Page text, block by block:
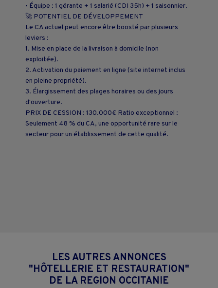
• Équipe : 1 gérante + 1 salarié (CDI 35h) + 1 saisonnier.
🚀 POTENTIEL DE DÉVELOPPEMENT
Le CA actuel peut encore être boosté par plusieurs
leviers :
1. Mise en place de la livraison à domicile (non
exploitée).
2. Activation du paiement en ligne (site internet inclus
en pleine propriété).
3. Élargissement des plages horaires ou des jours
d'ouverture.
PRIX DE CESSION : 130.000€ Ratio exceptionnel :
Seulement 48 % du CA, une opportunité rare sur le
secteur pour un établissement de cette qualité.
LES AUTRES ANNONCES
"HÔTELLERIE ET RESTAURATION"
DE LA REGION OCCITANIE